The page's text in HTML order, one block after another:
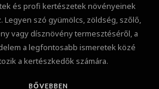
és profi kertészetek növényeinek
Legyen szó gyümölcs, zöldség, szőlő,
vagy dísznövény termesztéséről, a
a legfontosabb ismeretek közé
a kertészkedők számára.
BŐVEBBEN